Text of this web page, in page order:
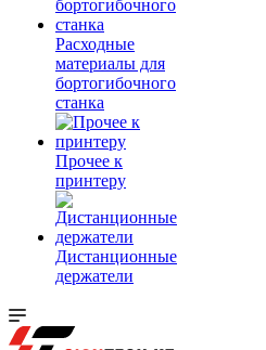
Расходные
материалы для
бортогибочного
станка
Прочее к
принтеру
Дистанционные
держатели